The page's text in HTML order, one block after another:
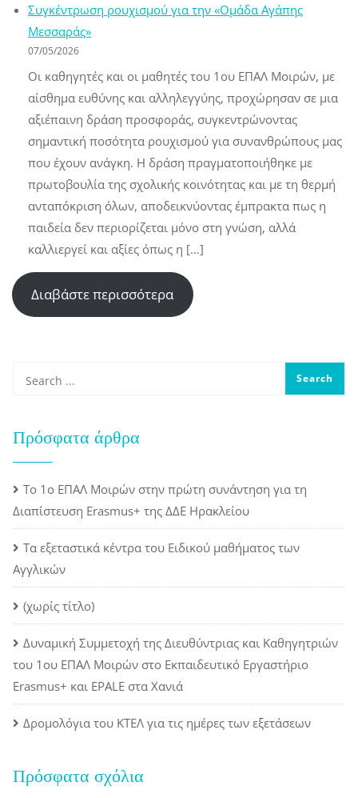
Συγκέντρωση ρουχισμού για την «Ομάδα Αγάπης
Μεσσαράς»
07/05/2026
Οι καθηγητές και οι μαθητές του 1ου ΕΠΑΛ Μοιρών, με
αίσθημα ευθύνης και αλληλεγγύης, προχώρησαν σε μια
αξιέπαινη δράση προσφοράς, συγκεντρώνοντας
σημαντική ποσότητα ρουχισμού για συνανθρώπους μας
που έχουν ανάγκη. Η δράση πραγματοποιήθηκε με
πρωτοβουλία της σχολικής κοινότητας και με τη θερμή
ανταπόκριση όλων, αποδεικνύοντας έμπρακτα πως η
παιδεία δεν περιορίζεται μόνο στη γνώση, αλλά
καλλιεργεί και αξίες όπως η […]
Διαβάστε περισσότερα
Πρόσφατα άρθρα
Το 1ο ΕΠΑΛ Μοιρών στην πρώτη συνάντηση για τη
Διαπίστευση Erasmus+ της ΔΔΕ Ηρακλείου
Τα εξεταστικά κέντρα του Ειδικού μαθήματος των
Αγγλικών
(χωρίς τίτλο)
Δυναμική Συμμετοχή της Διευθύντριας και Καθηγητριών
του 1ου ΕΠΑΛ Μοιρών στο Εκπαιδευτικό Εργαστήριο
Erasmus+ και EPALE στα Χανιά
Δρομολόγια του ΚΤΕΛ για τις ημέρες των εξετάσεων
Πρόσφατα σχόλια